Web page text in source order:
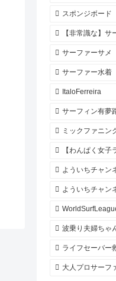
スポンジボード
【非常識な】
サーファーサメ
サーファー水着
ItaloFerreira
サーフィン有夢
ミックファニン
【わんぱく女
よういちチャン
よういちチャン
波乗り夫婦ちゃ
ライフセーバー
大人プロサーフ